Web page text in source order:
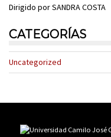
Dirigido por SANDRA COSTA
CATEGORÍAS
Uncategorized